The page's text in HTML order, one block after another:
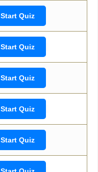
Start Quiz
Start Quiz
Start Quiz
Start Quiz
Start Quiz